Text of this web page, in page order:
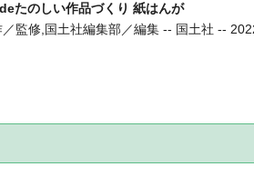
たのしい作品づくり 紙はんが
／監修,国土社編集部／編集 -- 国土社 --